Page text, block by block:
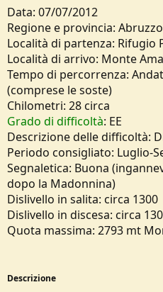
o
n
e
Data: 07/07/2012
Regione e provincia:
Località di partenza: Rifugio
Località di arrivo: Monte
Tempo di percorrenza:
(comprese le soste)
Chilometri: 28 circa
Grado di difficoltà: EE
Descrizione delle difficoltà:
Periodo consigliato: Luglio-
Segnaletica: Buona
dopo la Madonnina)
Dislivello in salita: circa 1300
Dislivello in discesa: circa
Quota massima: 2793 mt
Descrizione